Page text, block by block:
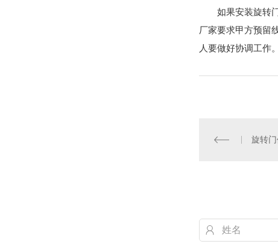
如果安装旋转
厂家要求甲方预留
人要做好协调工作。
旋转